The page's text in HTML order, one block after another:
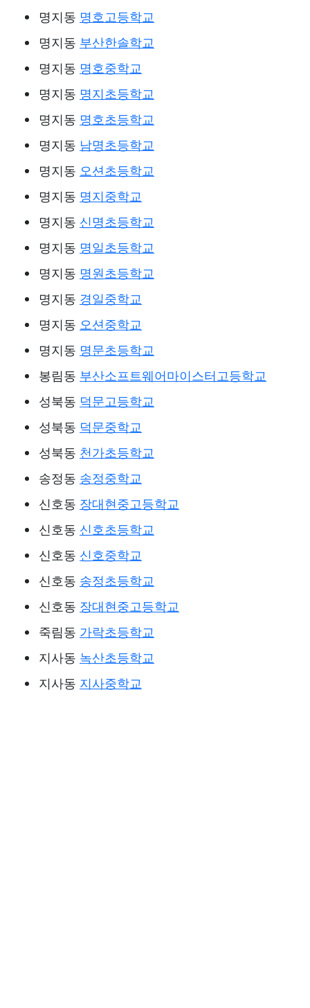
명지동 명호고등학교
명지동 부산한솔학교
명지동 명호중학교
명지동 명지초등학교
명지동 명호초등학교
명지동 남명초등학교
명지동 오션초등학교
명지동 명지중학교
명지동 신명초등학교
명지동 명일초등학교
명지동 명원초등학교
명지동 경일중학교
명지동 오션중학교
명지동 명문초등학교
봉림동 부산소프트웨어마이스터고등학교
성북동 덕문고등학교
성북동 덕문중학교
성북동 천가초등학교
송정동 송정중학교
신호동 장대현중고등학교
신호동 신호초등학교
신호동 신호중학교
신호동 송정초등학교
신호동 장대현중고등학교
죽림동 가락초등학교
지사동 녹산초등학교
지사동 지사중학교